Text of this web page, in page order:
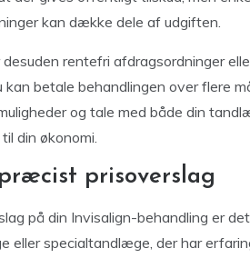
kan dække dele af udgiften.
rentefri afdragsordninger
kan betale behandlingen over flere
og tale med både din
din økonomi.
prisoverslag
på din Invisalign-behandling er
eller specialtandlæge, der har